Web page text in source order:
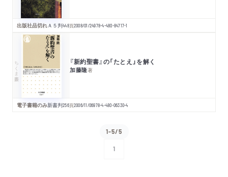
出版社品切れＡ５判448頁2008/01/24978-4-480-84717-1
ちくま新書 『新約聖書』の「たとえ」を解く
加藤隆著
電子書籍のみ新書判256頁2006/11/06978-4-480-06330-4
1-5/5
1